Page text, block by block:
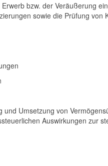
bzw. der Veräußerung
sowie die Prüfung von
Umsetzung von
Auswirkungen zur